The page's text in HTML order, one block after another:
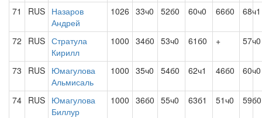
71 RUS Назаров
Андрей
1026 33ч0 52б0 60ч0 66б0 68ч1
72 RUS Стратула
Кирилл
1000 34б0 53ч0 61б0 + 57ч0
73 RUS Юмагулова
Альмисаль
1000 35ч0 54б0 62ч1 46б0 60ч0
74 RUS Юмагулова
Биллур
1000 36б0 55ч0 63б1 51ч0 59б0